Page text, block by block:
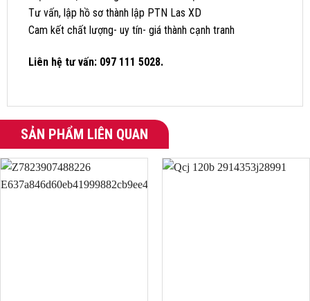
Tư vấn, lập hồ sơ thành lập PTN Las XD
Cam kết chất lượng- uy tín- giá thành cạnh tranh
Liên hệ tư vấn: 097 111 5028.
SẢN PHẨM LIÊN QUAN